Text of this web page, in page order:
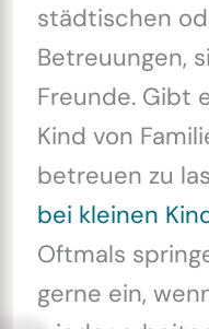
städtischen
Betreuungen,
Freunde. Gibt
Kind von
betreuen zu
bei kleinen
Oftmals
gerne ein,